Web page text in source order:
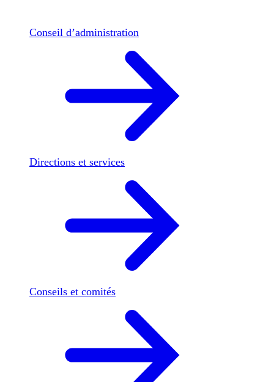
Conseil d’administration
Directions et services
Conseils et comités